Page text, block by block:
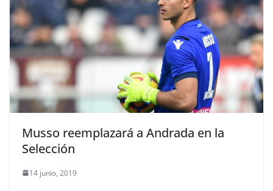
Musso reemplazará a Andrada en la
Selección
14 junio, 2019